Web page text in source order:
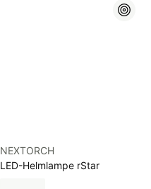
NEXTORCH
LED-Helmlampe rStar